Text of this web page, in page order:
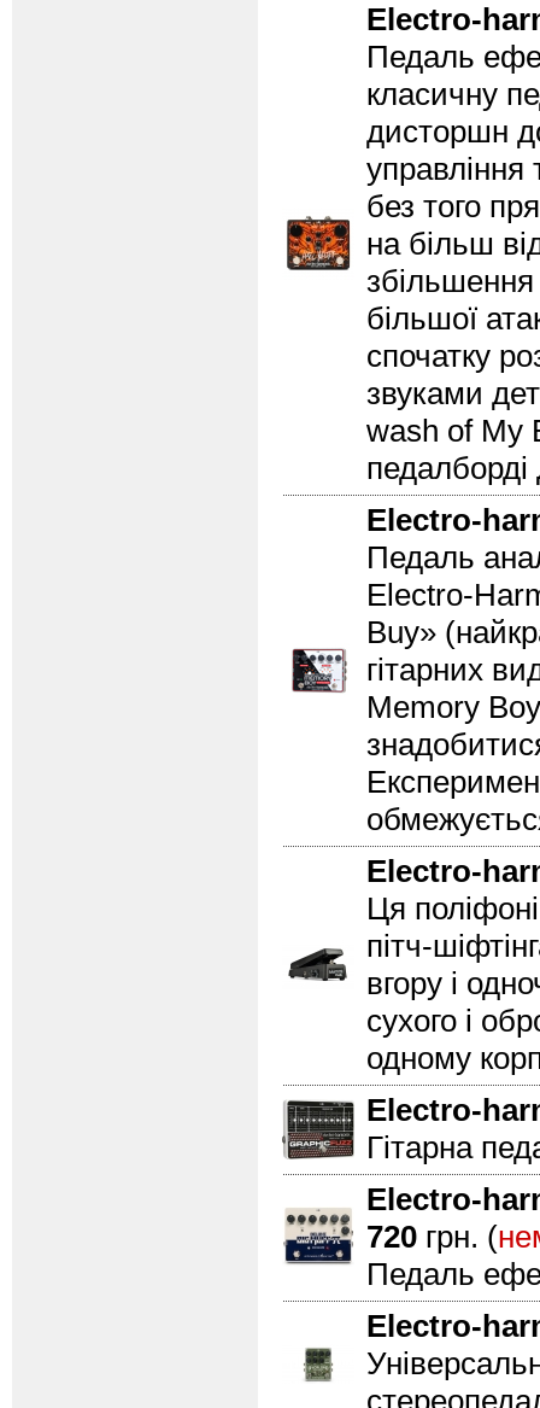
Electro-
Педаль
класичну
дисторшн
без того
на більш
більшої
спочатку
звуками
wash of My
Electro-
Педаль
Electro-
Buy»
гітарних
Memory
Electro-
Ця
пітч-
вгору і
сухого і
одному
Electro-
Гітарна
Electro-
720 грн. (
Педаль
Electro-